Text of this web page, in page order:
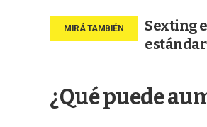
Sexting
¿Qué puede